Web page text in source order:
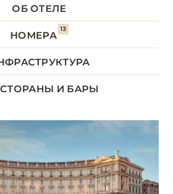
11
ОБ ОТЕЛЕ
НОМЕРА
13
И БАРЫ